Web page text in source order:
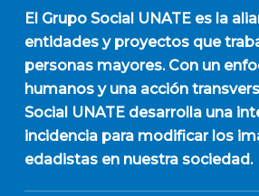
El Grupo Social UNATEes la
entidades y proyectos que
personas mayores. Con un
humanos y una acción
Social UNATE desarrolla una
incidencia para modificar los
edadistas en nuestra sociedad.